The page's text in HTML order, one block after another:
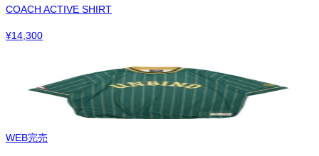
COACH ACTIVE SHIRT
¥14,300
WEB完売